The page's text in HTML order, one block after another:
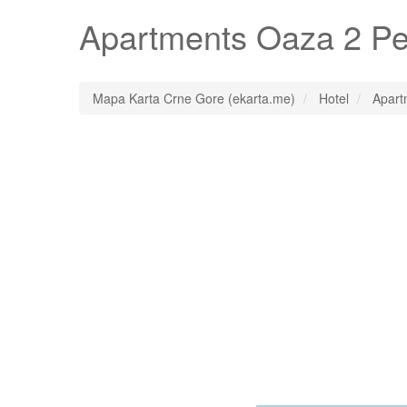
Apartments Oaza 2
Mapa Karta Crne Gore (ekarta.me) Hotel